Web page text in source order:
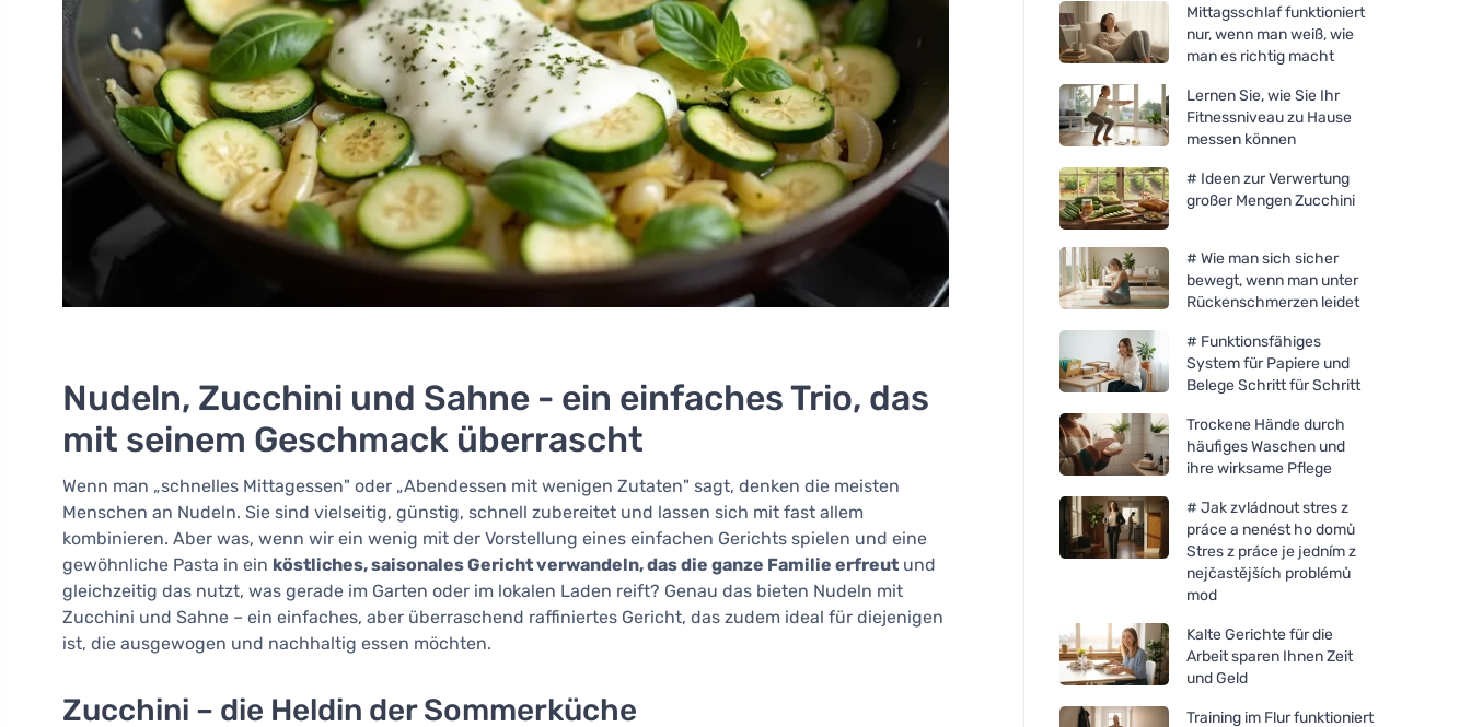
Nudeln, Zucchini und Sahne - ein einfaches Trio, das
mit seinem Geschmack überrascht
Wenn man „schnelles Mittagessen" oder „Abendessen mit wenigen Zutaten" sagt, denken die meisten
Menschen an Nudeln. Sie sind vielseitig, günstig, schnell zubereitet und lassen sich mit fast allem
kombinieren. Aber was, wenn wir ein wenig mit der Vorstellung eines einfachen Gerichts spielen und eine
gewöhnliche Pasta in ein köstliches, saisonales Gericht verwandeln, das die ganze Familie erfreut und
gleichzeitig das nutzt, was gerade im Garten oder im lokalen Laden reift? Genau das bieten Nudeln mit
Zucchini und Sahne – ein einfaches, aber überraschend raffiniertes Gericht, das zudem ideal für diejenigen
ist, die ausgewogen und nachhaltig essen möchten.
Zucchini – die Heldin der Sommerküche
Mittagsschlaf funktioniert
nur, wenn man weiß, wie
man es richtig macht
Lernen Sie, wie Sie Ihr
Fitnessniveau zu Hause
messen können
# Ideen zur Verwertung
großer Mengen Zucchini
# Wie man sich sicher
bewegt, wenn man unter
Rückenschmerzen leidet
# Funktionsfähiges
System für Papiere und
Belege Schritt für Schritt
Trockene Hände durch
häufiges Waschen und
ihre wirksame Pflege
# Jak zvládnout stres z
práce a nenést ho domů
Stres z práce je jedním z
nejčastějších problémů
mod
Kalte Gerichte für die
Arbeit sparen Ihnen Zeit
und Geld
Training im Flur funktioniert